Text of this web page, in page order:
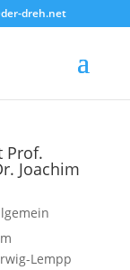
dreh.net
Prof.
Joachim
Lempp